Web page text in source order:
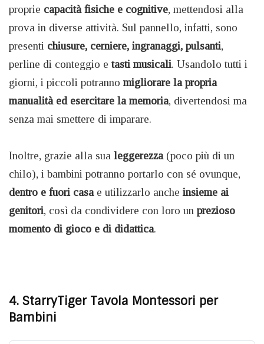
proprie capacità fisiche e cognitive, mettendosi alla
prova in diverse attività. Sul pannello, infatti, sono
presenti chiusure, cerniere, ingranaggi, pulsanti,
perline di conteggio e tasti musicali. Usandolo tutti i
giorni, i piccoli potranno migliorare la propria
manualità ed esercitare la memoria, divertendosi ma
senza mai smettere di imparare.
Inoltre, grazie alla sua leggerezza (poco più di un
chilo), i bambini potranno portarlo con sé ovunque,
dentro e fuori casa e utilizzarlo anche insieme ai
genitori, così da condividere con loro un prezioso
momento di gioco e di didattica.
4. StarryTiger Tavola Montessori per
Bambini